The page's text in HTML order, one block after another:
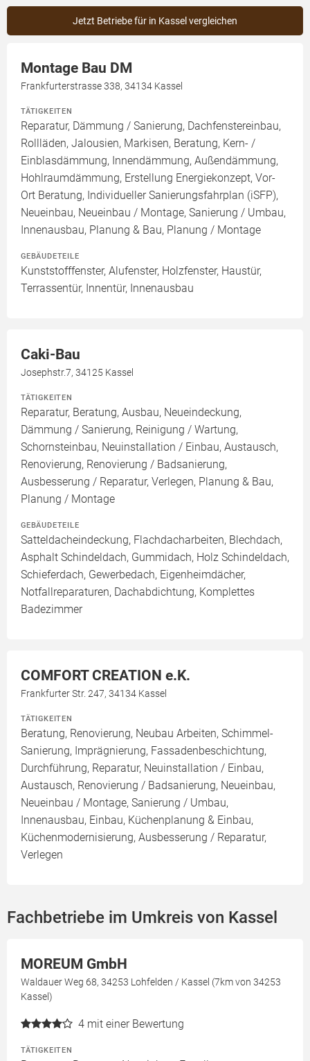
Jetzt Betriebe für in Kassel vergleichen
Montage Bau DM
Frankfurterstrasse 338, 34134 Kassel
TÄTIGKEITEN
Reparatur, Dämmung / Sanierung, Dachfenstereinbau,
Rollläden, Jalousien, Markisen, Beratung, Kern- /
Einblasdämmung, Innendämmung, Außendämmung,
Hohlraumdämmung, Erstellung Energiekonzept, Vor-
Ort Beratung, Individueller Sanierungsfahrplan (iSFP),
Neueinbau, Neueinbau / Montage, Sanierung / Umbau,
Innenausbau, Planung & Bau, Planung / Montage
GEBÄUDETEILE
Kunststofffenster, Alufenster, Holzfenster, Haustür,
Terrassentür, Innentür, Innenausbau
Caki-Bau
Josephstr.7, 34125 Kassel
TÄTIGKEITEN
Reparatur, Beratung, Ausbau, Neueindeckung,
Dämmung / Sanierung, Reinigung / Wartung,
Schornsteinbau, Neuinstallation / Einbau, Austausch,
Renovierung, Renovierung / Badsanierung,
Ausbesserung / Reparatur, Verlegen, Planung & Bau,
Planung / Montage
GEBÄUDETEILE
Satteldacheindeckung, Flachdacharbeiten, Blechdach,
Asphalt Schindeldach, Gummidach, Holz Schindeldach,
Schieferdach, Gewerbedach, Eigenheimdächer,
Notfallreparaturen, Dachabdichtung, Komplettes
Badezimmer
COMFORT CREATION e.K.
Frankfurter Str. 247, 34134 Kassel
TÄTIGKEITEN
Beratung, Renovierung, Neubau Arbeiten, Schimmel-
Sanierung, Imprägnierung, Fassadenbeschichtung,
Durchführung, Reparatur, Neuinstallation / Einbau,
Austausch, Renovierung / Badsanierung, Neueinbau,
Neueinbau / Montage, Sanierung / Umbau,
Innenausbau, Einbau, Küchenplanung & Einbau,
Küchenmodernisierung, Ausbesserung / Reparatur,
Verlegen
Fachbetriebe im Umkreis von Kassel
MOREUM GmbH
Waldauer Weg 68, 34253 Lohfelden / Kassel (7km von 34253
Kassel)
4 mit einer Bewertung
TÄTIGKEITEN